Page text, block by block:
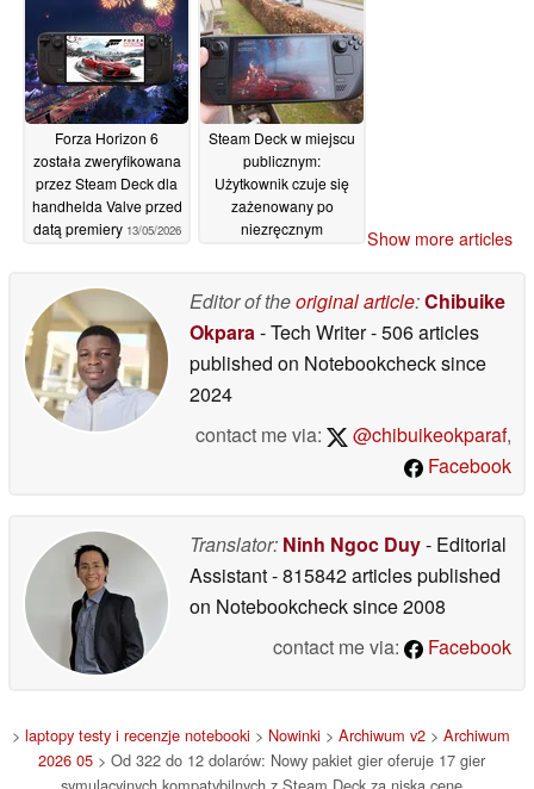
Forza Horizon 6
została zweryfikowana
przez Steam Deck dla
handhelda Valve przed
datą premiery 13/05/2026
Steam Deck w miejscu
publicznym:
Użytkownik czuje się
zażenowany po
niezręcznym
Show more articles
Editor of theoriginal article:Chibuike
Okpara- Tech Writer- 506 articles
published on Notebookchecksince
2024
contact me via:
@chibuikeokparaf,
Facebook
Translator: Ninh Ngoc Duy- Editorial
Assistant- 815842 articles published
on Notebookchecksince 2008
contact me via:
Facebook
> laptopy testy i recenzje notebooki > Nowinki > Archiwum v2 > Archiwum
2026 05> Od 322 do 12 dolarów: Nowy pakiet gier oferuje 17 gier